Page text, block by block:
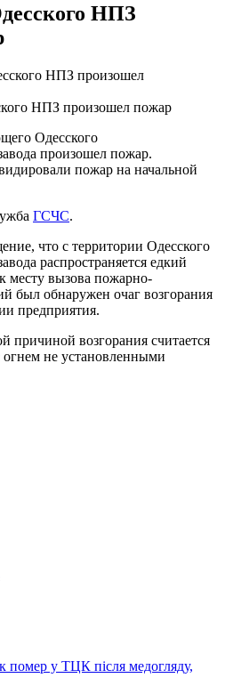
НПЗ
НПЗ произошел пожар
Одесского
произошел пожар.
пожар на начальной
ГСЧС.
что с территории Одесского
распространяется едкий
вызова пожарно-
был обнаружен очаг возгорания
предприятия.
причиной возгорания считается
не установленными